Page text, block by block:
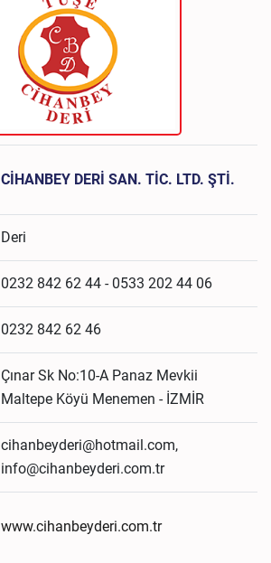
CİHANBEY DERİ SAN. TİC. LTD. ŞTİ.
Deri
0232 842 62 44 - 0533 202 44 06
0232 842 62 46
Çınar Sk No:10-A Panaz Mevkii
Maltepe Köyü Menemen - İZMİR
cihanbeyderi@hotmail.com,
info@cihanbeyderi.com.tr
www.cihanbeyderi.com.tr